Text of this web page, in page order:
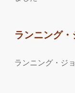
ランニング
ランニング・ジ